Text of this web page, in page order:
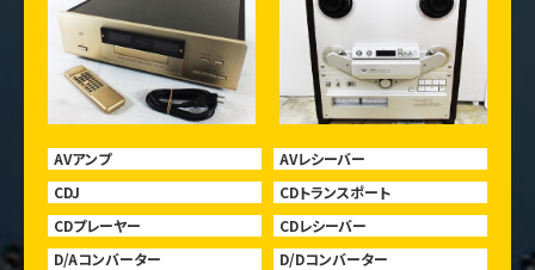
AVアンプ
AVレシーバー
CDJ
CDトランスポート
CDプレーヤー
CDレシーバー
D/Aコンバーター
D/Dコンバーター